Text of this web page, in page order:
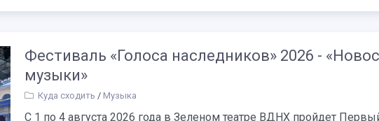
Фестиваль «Голоса наследников» 2026 -
музыки»
Куда сходить / Музыка
С 1 по 4 августа 2026 года в Зеленом театре ВДНХ пройдет